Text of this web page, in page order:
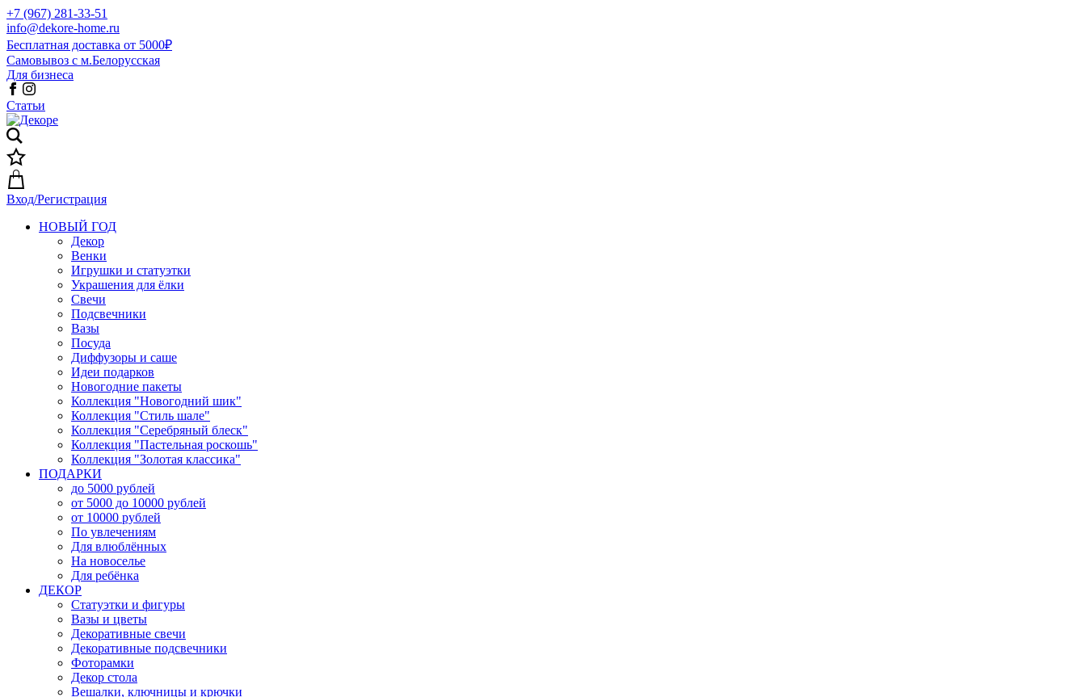
+7 (967) 281-33-51
info@dekore-home.ru
Бесплатная доставка от 5000₽
Самовывоз с м.Белорусская
Для бизнеса
Статьи
Вход/Регистрация
НОВЫЙ ГОД
Декор
Венки
Игрушки и статуэтки
Украшения для ёлки
Свечи
Подсвечники
Вазы
Посуда
Диффузоры и саше
Идеи подарков
Новогодние пакеты
Коллекция "Новогодний шик"
Коллекция "Стиль шале"
Коллекция "Серебряный блеск"
Коллекция "Пастельная роскошь"
Коллекция "Золотая классика"
ПОДАРКИ
до 5000 рублей
от 5000 до 10000 рублей
от 10000 рублей
По увлечениям
Для влюблённых
На новоселье
Для ребёнка
ДЕКОР
Статуэтки и фигуры
Вазы и цветы
Декоративные свечи
Декоративные подсвечники
Фоторамки
Декор стола
Вешалки, ключницы и крючки